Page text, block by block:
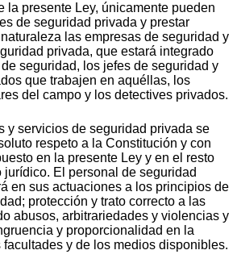
la presente Ley, únicamente pueden
de seguridad privada y prestar
las empresas de seguridad y
privada, que estará integrado
seguridad, los jefes de seguridad y
que trabajen en aquéllas, los
del campo y los detectives privados.
y servicios de seguridad privada se
respeto a la Constitución y con
en la presente Ley y en el resto
jurídico. El personal de seguridad
en sus actuaciones a los principios de
protección y trato correcto a las
abusos, arbitrariedades y violencias y
y proporcionalidad en la
y de los medios disponibles.